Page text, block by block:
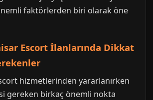
faktörlerden biri olarak öne
Escort İlanlarında Dikkat
hizmetlerinden yararlanırken
gereken birkaç önemli nokta